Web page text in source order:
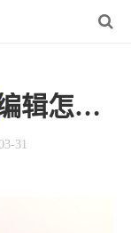
辑怎么弄）
31